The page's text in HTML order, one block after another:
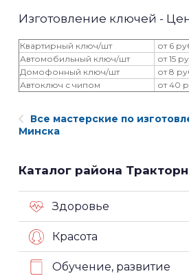
Изготовление ключей -
Квартирный ключ/шт
от 6
Автомобильный ключ/шт
от 15
Домофонный ключ/шт
от 8
Автоключ с чипом
от 40
Все мастерские по
Минска
Каталог района
Здоровье
Красота
Обучение, развитие